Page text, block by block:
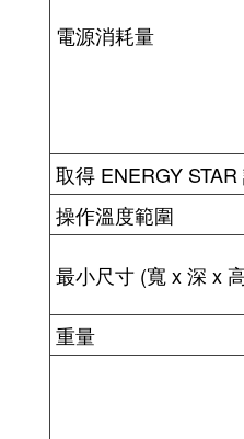
電源消耗量
取得 ENERGY STAR
操作溫度範圍
最小尺寸 (寬 x 深 x
重量